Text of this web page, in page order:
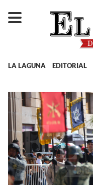
LA LAGUNA EDITORIAL